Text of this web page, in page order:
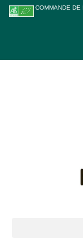
COMMANDE